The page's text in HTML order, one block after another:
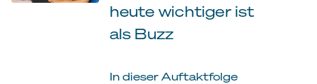
heute wichtiger ist
als Buzz
In dieser Auftaktfolge